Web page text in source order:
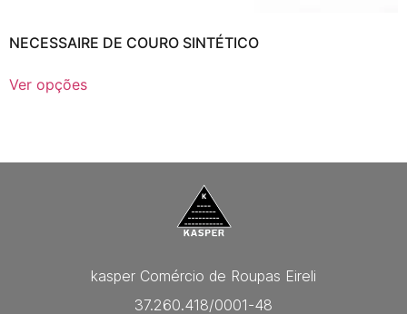
NECESSAIRE DE COURO SINTÉTICO
Ver opções
kasper Comércio de Roupas Eireli
37.260.418/0001-48